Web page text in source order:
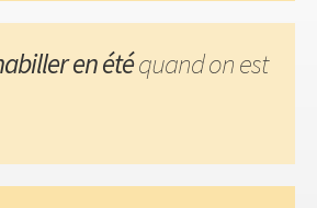
en étéquand on est